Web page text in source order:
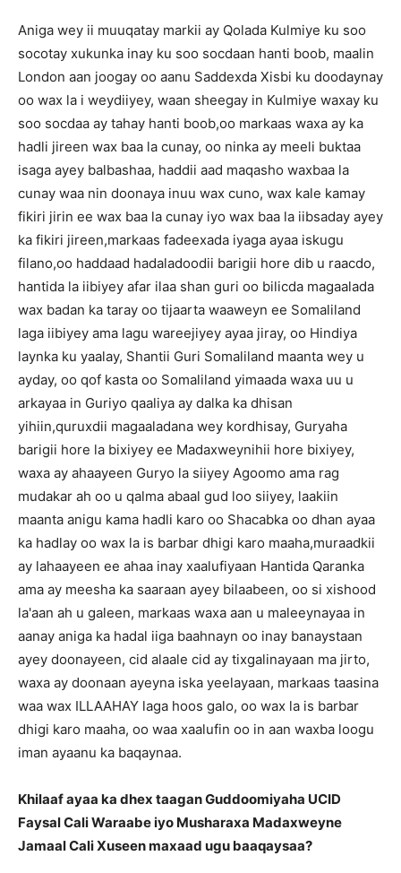
Aniga wey ii muuqatay markii ay Qolada Kulmiye ku soo
socotay xukunka inay ku soo socdaan hanti boob, maalin
London aan joogay oo aanu Saddexda Xisbi ku doodaynay
oo wax la i weydiiyey, waan sheegay in Kulmiye waxay ku
soo socdaa ay tahay hanti boob,oo markaas waxa ay ka
hadli jireen wax baa la cunay, oo ninka ay meeli buktaa
isaga ayey balbashaa, haddii aad maqasho waxbaa la
cunay waa nin doonaya inuu wax cuno, wax kale kamay
fikiri jirin ee wax baa la cunay iyo wax baa la iibsaday ayey
ka fikiri jireen,markaas fadeexada iyaga ayaa iskugu
filano,oo haddaad hadaladoodii barigii hore dib u raacdo,
hantida la iibiyey afar ilaa shan guri oo bilicda magaalada
wax badan ka taray oo tijaarta waaweyn ee Somaliland
laga iibiyey ama lagu wareejiyey ayaa jiray, oo Hindiya
laynka ku yaalay, Shantii Guri Somaliland maanta wey u
ayday, oo qof kasta oo Somaliland yimaada waxa uu u
arkayaa in Guriyo qaaliya ay dalka ka dhisan
yihiin,quruxdii magaaladana wey kordhisay, Guryaha
barigii hore la bixiyey ee Madaxweynihii hore bixiyey,
waxa ay ahaayeen Guryo la siiyey Agoomo ama rag
mudakar ah oo u qalma abaal gud loo siiyey, laakiin
maanta anigu kama hadli karo oo Shacabka oo dhan ayaa
ka hadlay oo wax la is barbar dhigi karo maaha,muraadkii
ay lahaayeen ee ahaa inay xaalufiyaan Hantida Qaranka
ama ay meesha ka saaraan ayey bilaabeen, oo si xishood
la'aan ah u galeen, markaas waxa aan u maleeynayaa in
aanay aniga ka hadal iiga baahnayn oo inay banaystaan
ayey doonayeen, cid alaale cid ay tixgalinayaan ma jirto,
waxa ay doonaan ayeyna iska yeelayaan, markaas taasina
waa wax ILLAAHAY laga hoos galo, oo wax la is barbar
dhigi karo maaha, oo waa xaalufin oo in aan waxba loogu
iman ayaanu ka baqaynaa.
Khilaaf ayaa ka dhex taagan Guddoomiyaha UCID
Faysal Cali Waraabe iyo Musharaxa Madaxweyne
Jamaal Cali Xuseen maxaad ugu baaqaysaa?